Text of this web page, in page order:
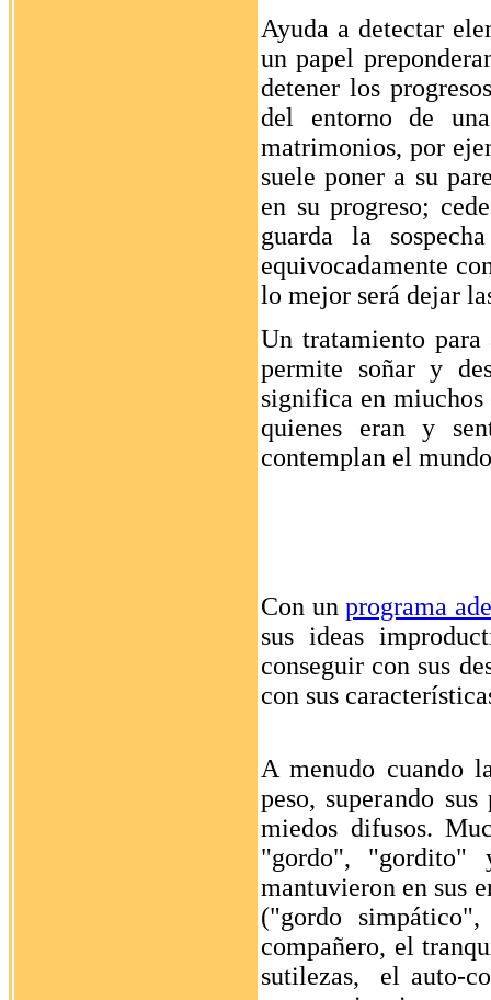
Ayuda a detectar
un papel
detener los
del entorno de
matrimonios, por
suele poner a su
en su progreso;
guarda la
equivocadamente
lo mejor será dejar
Un tratamiento para
permite soñar y
significa en
quienes eran y
contemplan el
Con unprograma
sus ideas
conseguir con sus
con sus
A menudo cuando
peso, superando
miedos difusos.
"gordo", "gordito"
mantuvieron en sus
("gordo
compañero, el
sutilezas, el auto-